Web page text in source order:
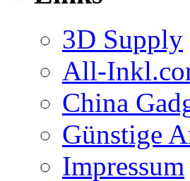
3D Supply
All-
China
Günstige
Impressum